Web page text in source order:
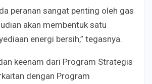
peranan sangat penting oleh gas
akan membentuk satu
energi bersih,” tegasnya.
keenam dari Program Strategis
dengan Program